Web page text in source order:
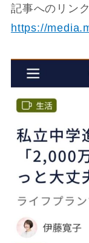
記事へのリン
https://